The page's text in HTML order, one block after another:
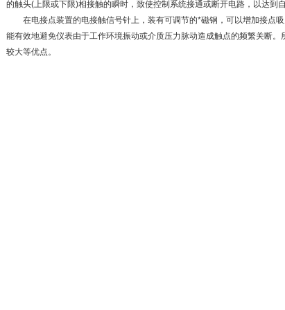
的触头(上限或下限)相接触的瞬时，致使控制系统接通或断开电路，以达到
在电接点装置的电接触信号针上，装有可调节的*磁钢，可以增加接点吸
能有效地避免仪表由于工作环境振动或介质压力脉动造成触点的频繁关断
较大等优点。